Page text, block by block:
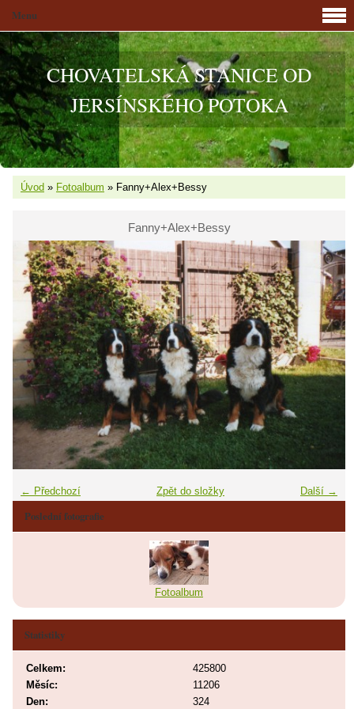
CHOVATELSKÁ STANICE OD
JERSÍNSKÉHO POTOKA
Úvod » Fotoalbum » Fanny+Alex+Bessy
Fanny+Alex+Bessy
← Předchozí Další →
Zpět do složky
Menu
Poslední fotografie
Fotoalbum
Statistiky
Celkem:
425800
Měsíc:
11206
Den:
324